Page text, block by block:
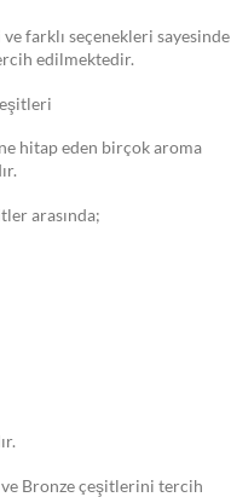
farklı seçenekleri sayesinde
edilmektedir.
hitap eden birçok aroma
arasında;
Bronze çeşitlerini tercih